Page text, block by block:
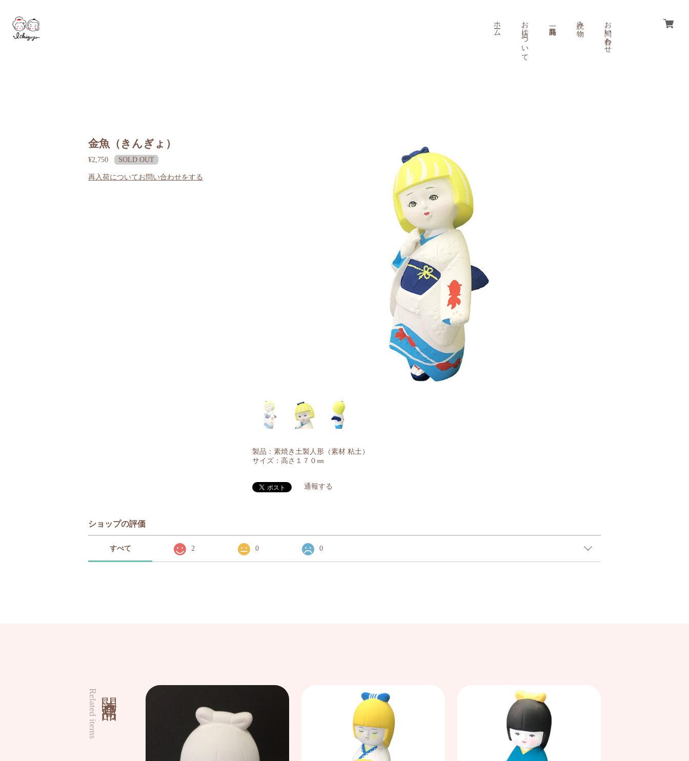
ホーム お店について 読み物 お問い合わせ
金魚（きんぎょ）
¥2,750 SOLD OUT
再入荷についてお問い合わせをする
製品：素焼き土製人形（素材 粘土）
サイズ：高さ１７０㎜
通報する
ショップの評価
すべて 2 0 0
Related items